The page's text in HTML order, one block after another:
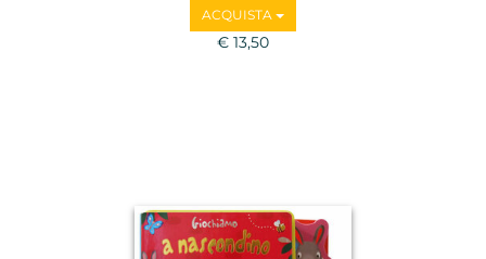
ACQUISTA
€ 13,50